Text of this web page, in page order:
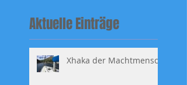
Aktuelle Einträge
Xhaka der Machtmensch